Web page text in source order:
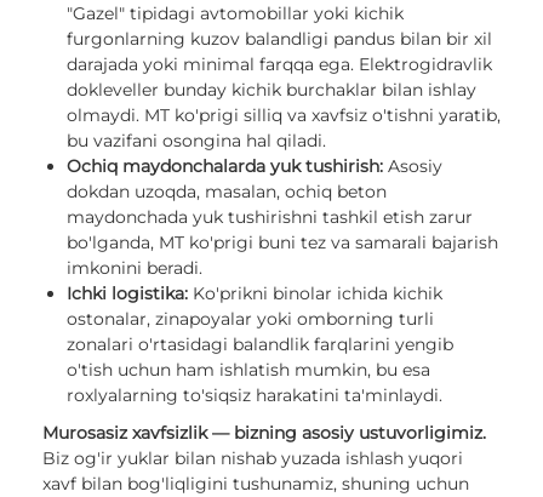
"Gazel" tipidagi avtomobillar yoki kichik
furgonlarning kuzov balandligi pandus bilan bir xil
darajada yoki minimal farqqa ega. Elektrogidravlik
dokleveller bunday kichik burchaklar bilan ishlay
olmaydi. MT ko'prigi silliq va xavfsiz o'tishni yaratib,
bu vazifani osongina hal qiladi.
Ochiq maydonchalarda yuk tushirish: Asosiy
dokdan uzoqda, masalan, ochiq beton
maydonchada yuk tushirishni tashkil etish zarur
bo'lganda, MT ko'prigi buni tez va samarali bajarish
imkonini beradi.
Ichki logistika: Ko'prikni binolar ichida kichik
ostonalar, zinapoyalar yoki omborning turli
zonalari o'rtasidagi balandlik farqlarini yengib
o'tish uchun ham ishlatish mumkin, bu esa
roxlyalarning to'siqsiz harakatini ta'minlaydi.
Murosasiz xavfsizlik — bizning asosiy ustuvorligimiz.
Biz og'ir yuklar bilan nishab yuzada ishlash yuqori
xavf bilan bog'liqligini tushunamiz, shuning uchun